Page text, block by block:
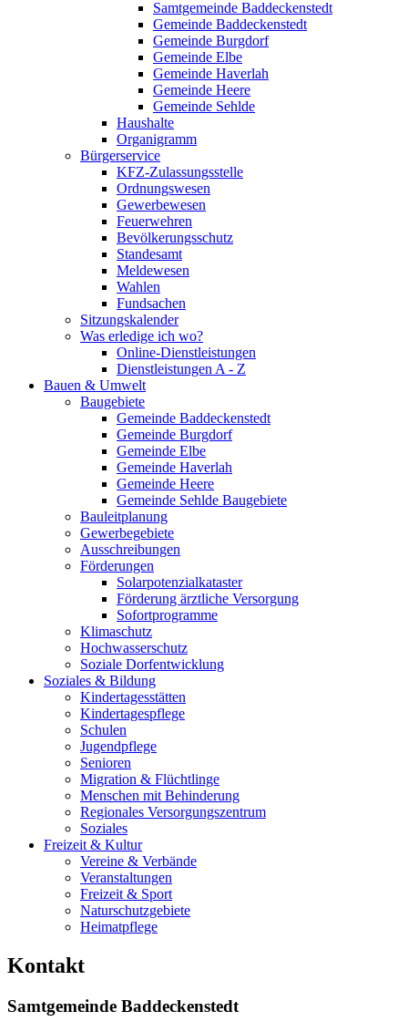
Samtgemeinde Baddeckenstedt
Gemeinde Baddeckenstedt
Gemeinde Burgdorf
Gemeinde Elbe
Gemeinde Haverlah
Gemeinde Heere
Gemeinde Sehlde
Haushalte
Organigramm
Bürgerservice
KFZ-Zulassungsstelle
Ordnungswesen
Gewerbewesen
Feuerwehren
Bevölkerungsschutz
Standesamt
Meldewesen
Wahlen
Fundsachen
Sitzungskalender
Was erledige ich wo?
Online-Dienstleistungen
Dienstleistungen A - Z
Bauen & Umwelt
Baugebiete
Gemeinde Baddeckenstedt
Gemeinde Burgdorf
Gemeinde Elbe
Gemeinde Haverlah
Gemeinde Heere
Gemeinde Sehlde Baugebiete
Bauleitplanung
Gewerbegebiete
Ausschreibungen
Förderungen
Solarpotenzialkataster
Förderung ärztliche Versorgung
Sofortprogramme
Klimaschutz
Hochwasserschutz
Soziale Dorfentwicklung
Soziales & Bildung
Kindertagesstätten
Kindertagespflege
Schulen
Jugendpflege
Senioren
Migration & Flüchtlinge
Menschen mit Behinderung
Regionales Versorgungszentrum
Soziales
Freizeit & Kultur
Vereine & Verbände
Veranstaltungen
Freizeit & Sport
Naturschutzgebiete
Heimatpflege
Kontakt
Samtgemeinde Baddeckenstedt